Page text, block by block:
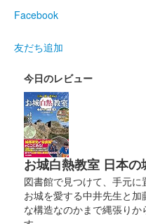
2025年6月7、8日に開催さ
2025」にて販売。サミット
厩橋城（前橋城
氏康公
2025年6月7、8日に開催さ
Facebook
友だち追加
今日のレビュー
お城白熱教室 日本の
図書館で見つけて、手元に
お城を愛する中井先生と
な構造なのかまで縄張り